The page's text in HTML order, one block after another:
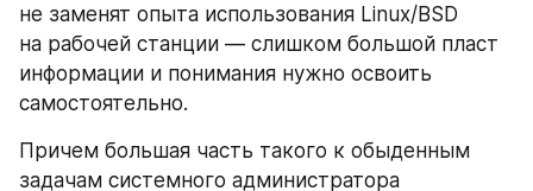
не заменят опыта использования Linux/BSD
на рабочей станции — слишком большой пласт
информации и понимания нужно освоить
самостоятельно.
Причем большая часть такого к обыденным
задачам системного администратора